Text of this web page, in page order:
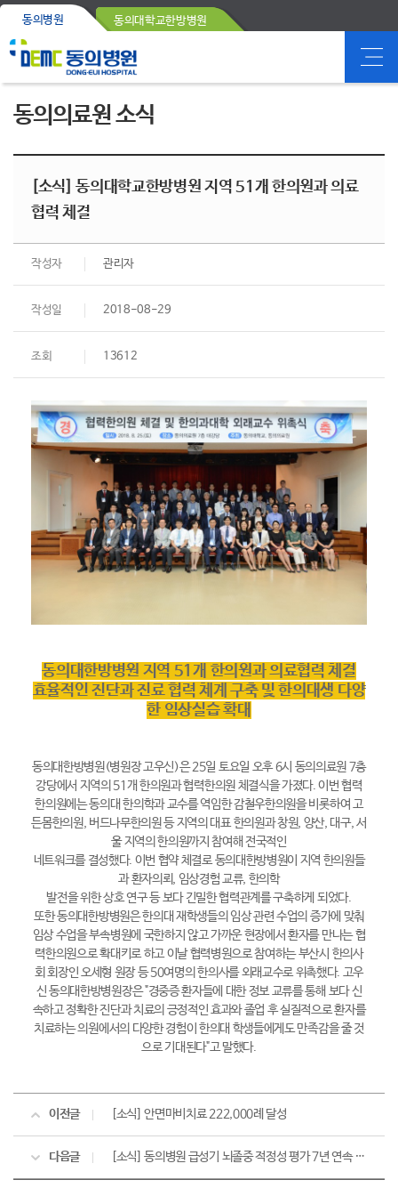
동의병원 동의대학교한방병원
동의의료원 소식
[소식] 동의대학교한방병원 지역 51개 한의원과 의료
협력 체결
작성자 관리자
작성일 2018-08-29
조회 13612
동의대한방병원 지역 51개 한의원과 의료협력 체결
효율적인 진단과 진료 협력 체계 구축 및 한의대생 다양
한 임상실습 확대
동의대한방병원(병원장 고우신)은 25일 토요일 오후 6시 동의의료원 7층
강당에서 지역의 51개 한의원과 협력한의원 체결식을 가졌다. 이번 협력
한의원에는 동의대 한의학과 교수를 역임한 감철우한의원을 비롯하여 고
든몸한의원, 버드나무한의원 등 지역의 대표 한의원과 창원, 양산, 대구, 서
울 지역의 한의원까지 참여해 전국적인
네트워크를 결성했다. 이번 협약 체결로 동의대한방병원이 지역 한의원들
과 환자의뢰, 임상경험 교류, 한의학
발전을 위한 상호 연구 등 보다 긴밀한 협력관계를 구축하게 되었다.
또한 동의대한방병원은 한의대 재학생들의 임상 관련 수업의 증가에 맞춰
임상 수업을 부속병원에 국한하지 않고 가까운 현장에서 환자를 만나는 협
력한의원으로 확대키로 하고 이날 협력병원으로 참여하는 부산시 한의사
회 회장인 오세형 원장 등 50여명의 한의사를 외래교수로 위촉했다. 고우
신 동의대한방병원장은 "경중증 환자들에 대한 정보 교류를 통해 보다 신
속하고 정확한 진단과 치료의 긍정적인 효과와 졸업 후 실질적으로 환자를
치료하는 의원에서의 다양한 경험이 한의대 학생들에게도 만족감을 줄 것
으로 기대된다"고 말했다.
이전글 [소식] 안면마비치료 222,000례 달성
다음글 [소식] 동의병원 급성기 뇌졸중 적정성 평가 7년 연속 1등급!